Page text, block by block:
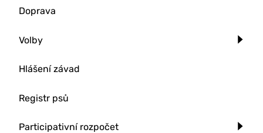
Doprava
Volby
Hlášení závad
Registr psů
Participativní rozpočet